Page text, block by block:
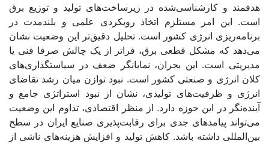
هدفمند و کارشناسی‌‌‌شده در زیرساخت‌‌‌های تولید و توزیع برق
است. این امر مستلزم اتخاذ رویکردی علمی و بلندمدت در
برنامه‌‌‌ریزی انرژی کشور است. تحلیل دقیق‌‌‌تر این وضعیت نشان
می‌دهد که مشکل قطعی برق، فراتر از یک چالش صرفا فنی یا
مدیریتی است. این بحران، نمایانگر ضعف در سیاستگذاری‌‌‌های
کلان انرژی و صنعتی کشور است. نبود ‌توازن میان رشد تقاضای
انرژی و ظرفیت‌‌‌های تولیدی، نشان از نبود استراتژی جامع و
آینده‌‌‌نگر در این حوزه دارد. از منظر اقتصادی، تداوم این وضعیت
می‌‌‌تواند پیامدهای جدی برای رقابت‌‌‌پذیری صنایع ایران در سطح
بین‌المللی داشته باشد. کاهش تولید و افزایش هزینه‌‌‌های ناشی از